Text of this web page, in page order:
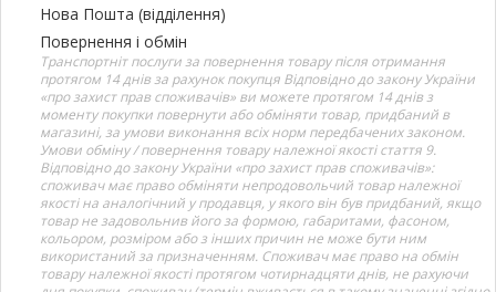
Нова Пошта (відділення)
Повернення і обмін
Транспортніт послуги за повернення товару після отримання
протягом 14 днів за рахунок покупця Відповідно до закону України
«про захист прав споживачів» ви можете протягом 14 днів з
моменту покупки повернути або обміняти товар, придбаний в
магазині, за умови виконання всіх норм передбачених законом.
Умови обміну / повернення товару належної якості стаття 9.
Відповідно до закону України «про захист прав споживачів»:
споживач має право обміняти непродовольчий товар належної
якості на аналогічний у продавця, у якого він був придбаний, якщо
товар не задовольнив його за формою, габаритами, фасоном,
кольором, розміром або з інших причин не може бути ним
використаний за призначенням. Споживач має право на обмін
товару належної якості протягом чотирнадцяти днів, не рахуючи